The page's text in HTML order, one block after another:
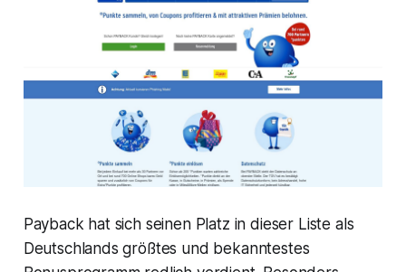
Payback hat sich seinen Platz in dieser Liste als
Deutschlands größtes und bekanntestes